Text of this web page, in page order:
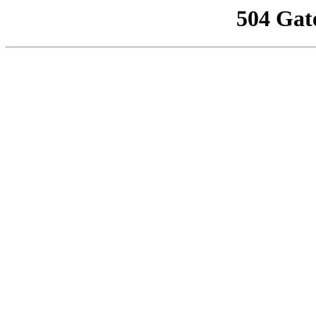
504